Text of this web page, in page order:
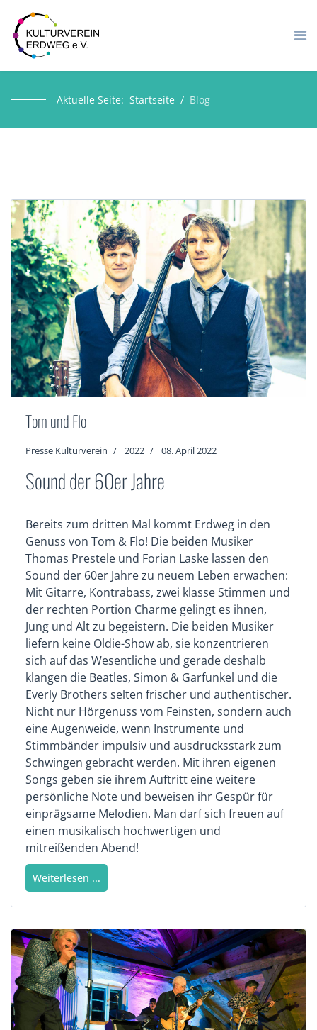
Aktuelle Seite: Startseite Blog
Tom und Flo
Presse Kulturverein 2022 08. April 2022
Sound der 60er Jahre
Bereits zum dritten Mal kommt Erdweg in den
Genuss von Tom & Flo! Die beiden Musiker
Thomas Prestele und Forian Laske lassen den
Sound der 60er Jahre zu neuem Leben erwachen:
Mit Gitarre, Kontrabass, zwei klasse Stimmen und
der rechten Portion Charme gelingt es ihnen,
Jung und Alt zu begeistern. Die beiden Musiker
liefern keine Oldie-Show ab, sie konzentrieren
sich auf das Wesentliche und gerade deshalb
klangen die Beatles, Simon & Garfunkel und die
Everly Brothers selten frischer und authentischer.
Nicht nur Hörgenuss vom Feinsten, sondern auch
eine Augenweide, wenn Instrumente und
Stimmbänder impulsiv und ausdrucksstark zum
Schwingen gebracht werden. Mit ihren eigenen
Songs geben sie ihrem Auftritt eine weitere
persönliche Note und beweisen ihr Gespür für
einprägsame Melodien. Man darf sich freuen auf
einen musikalisch hochwertigen und
mitreißenden Abend!
Weiterlesen ...